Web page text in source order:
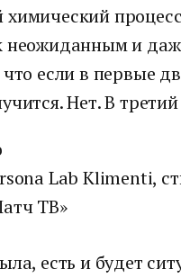
неожиданным и
если в первые
Нет. В
Lab Klimenti,
ТВ»
есть и будет